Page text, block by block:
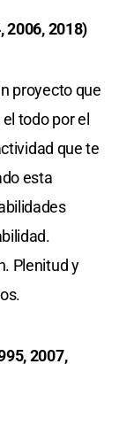
2006, 2018)
proyecto que
todo por el
que te
esta
Plenitud y
2007,